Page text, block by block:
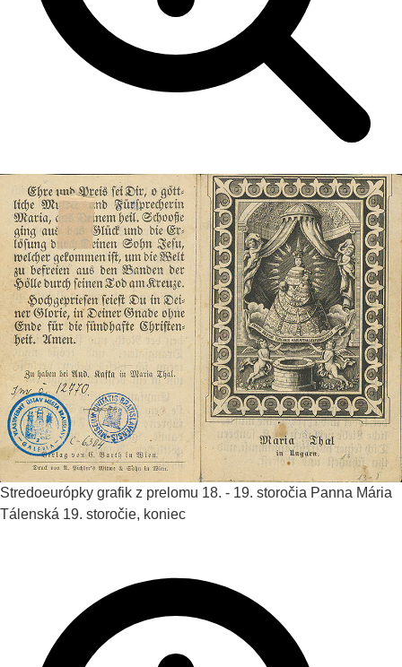
Stredoeurópky grafik z prelomu 18. - 19. storočia Panna Mária
Tálenská 19. storočie, koniec